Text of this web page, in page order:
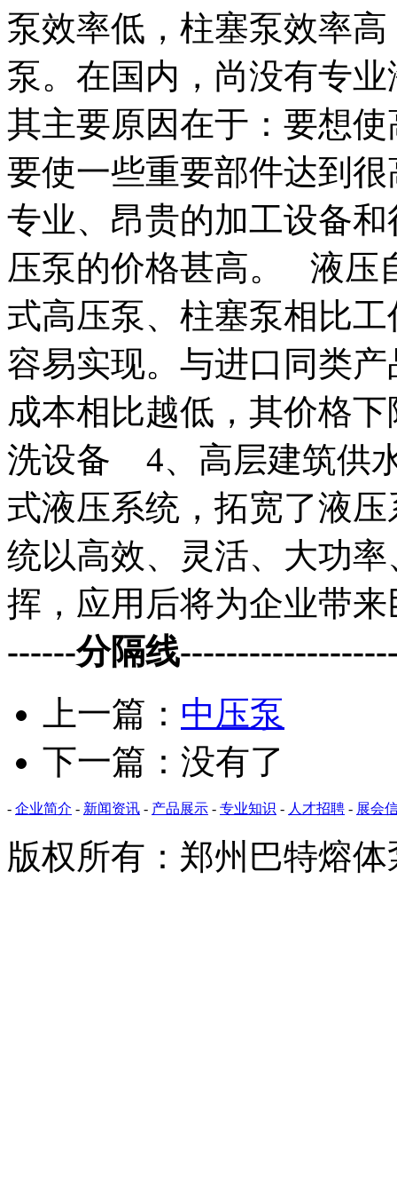
泵效率低，柱塞泵效率
泵。在国内，尚没有专
其主要原因在于：要想
要使一些重要部件达到
专业、昂贵的加工设备
压泵的价格甚高。 液压
式高压泵、柱塞泵相比
容易实现。与进口同类
成本相比越低，其价格
洗设备 4、高层建筑供
式液压系统，拓宽了液
统以高效、灵活、大功
挥，应用后将为企业带
------分隔线
上一篇： 中压泵
下一篇：没有了
- 企业简介 - 新闻资讯 - 产品展示 - 专业知识 - 人才招聘 - 展会
版权所有：郑州巴特熔